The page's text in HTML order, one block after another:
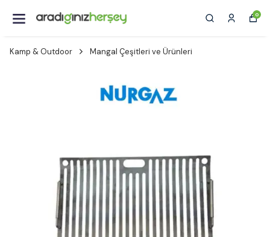
0
Kamp & Outdoor Mangal Çeşitleri ve Ürünleri